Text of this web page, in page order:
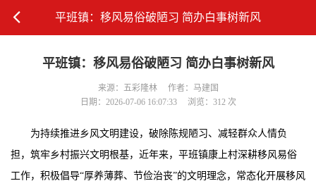
平班镇：移风易俗破陋习 简办白事树新风
平班镇：移风易俗破陋习 简办白事树新风
来源：五彩隆林
作者：马建国
日期：2026-07-06 16:07:33
浏览：312 次
为持续推进乡风文明建设，破除陈规陋习、减轻群众人情负
担，筑牢乡村振兴文明根基，近年来，平班镇康上村深耕移风易俗
工作，积极倡导“厚养薄葬、节俭治丧”的文明理念，常态化开展移风